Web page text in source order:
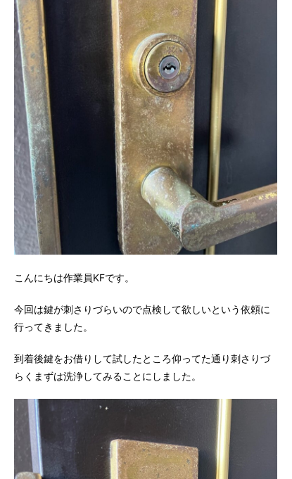
こんにちは作業員KFです。
今回は鍵が刺さりづらいので点検して欲しいという依頼に
行ってきました。
到着後鍵をお借りして試したところ仰ってた通り刺さりづ
らくまずは洗浄してみることにしました。